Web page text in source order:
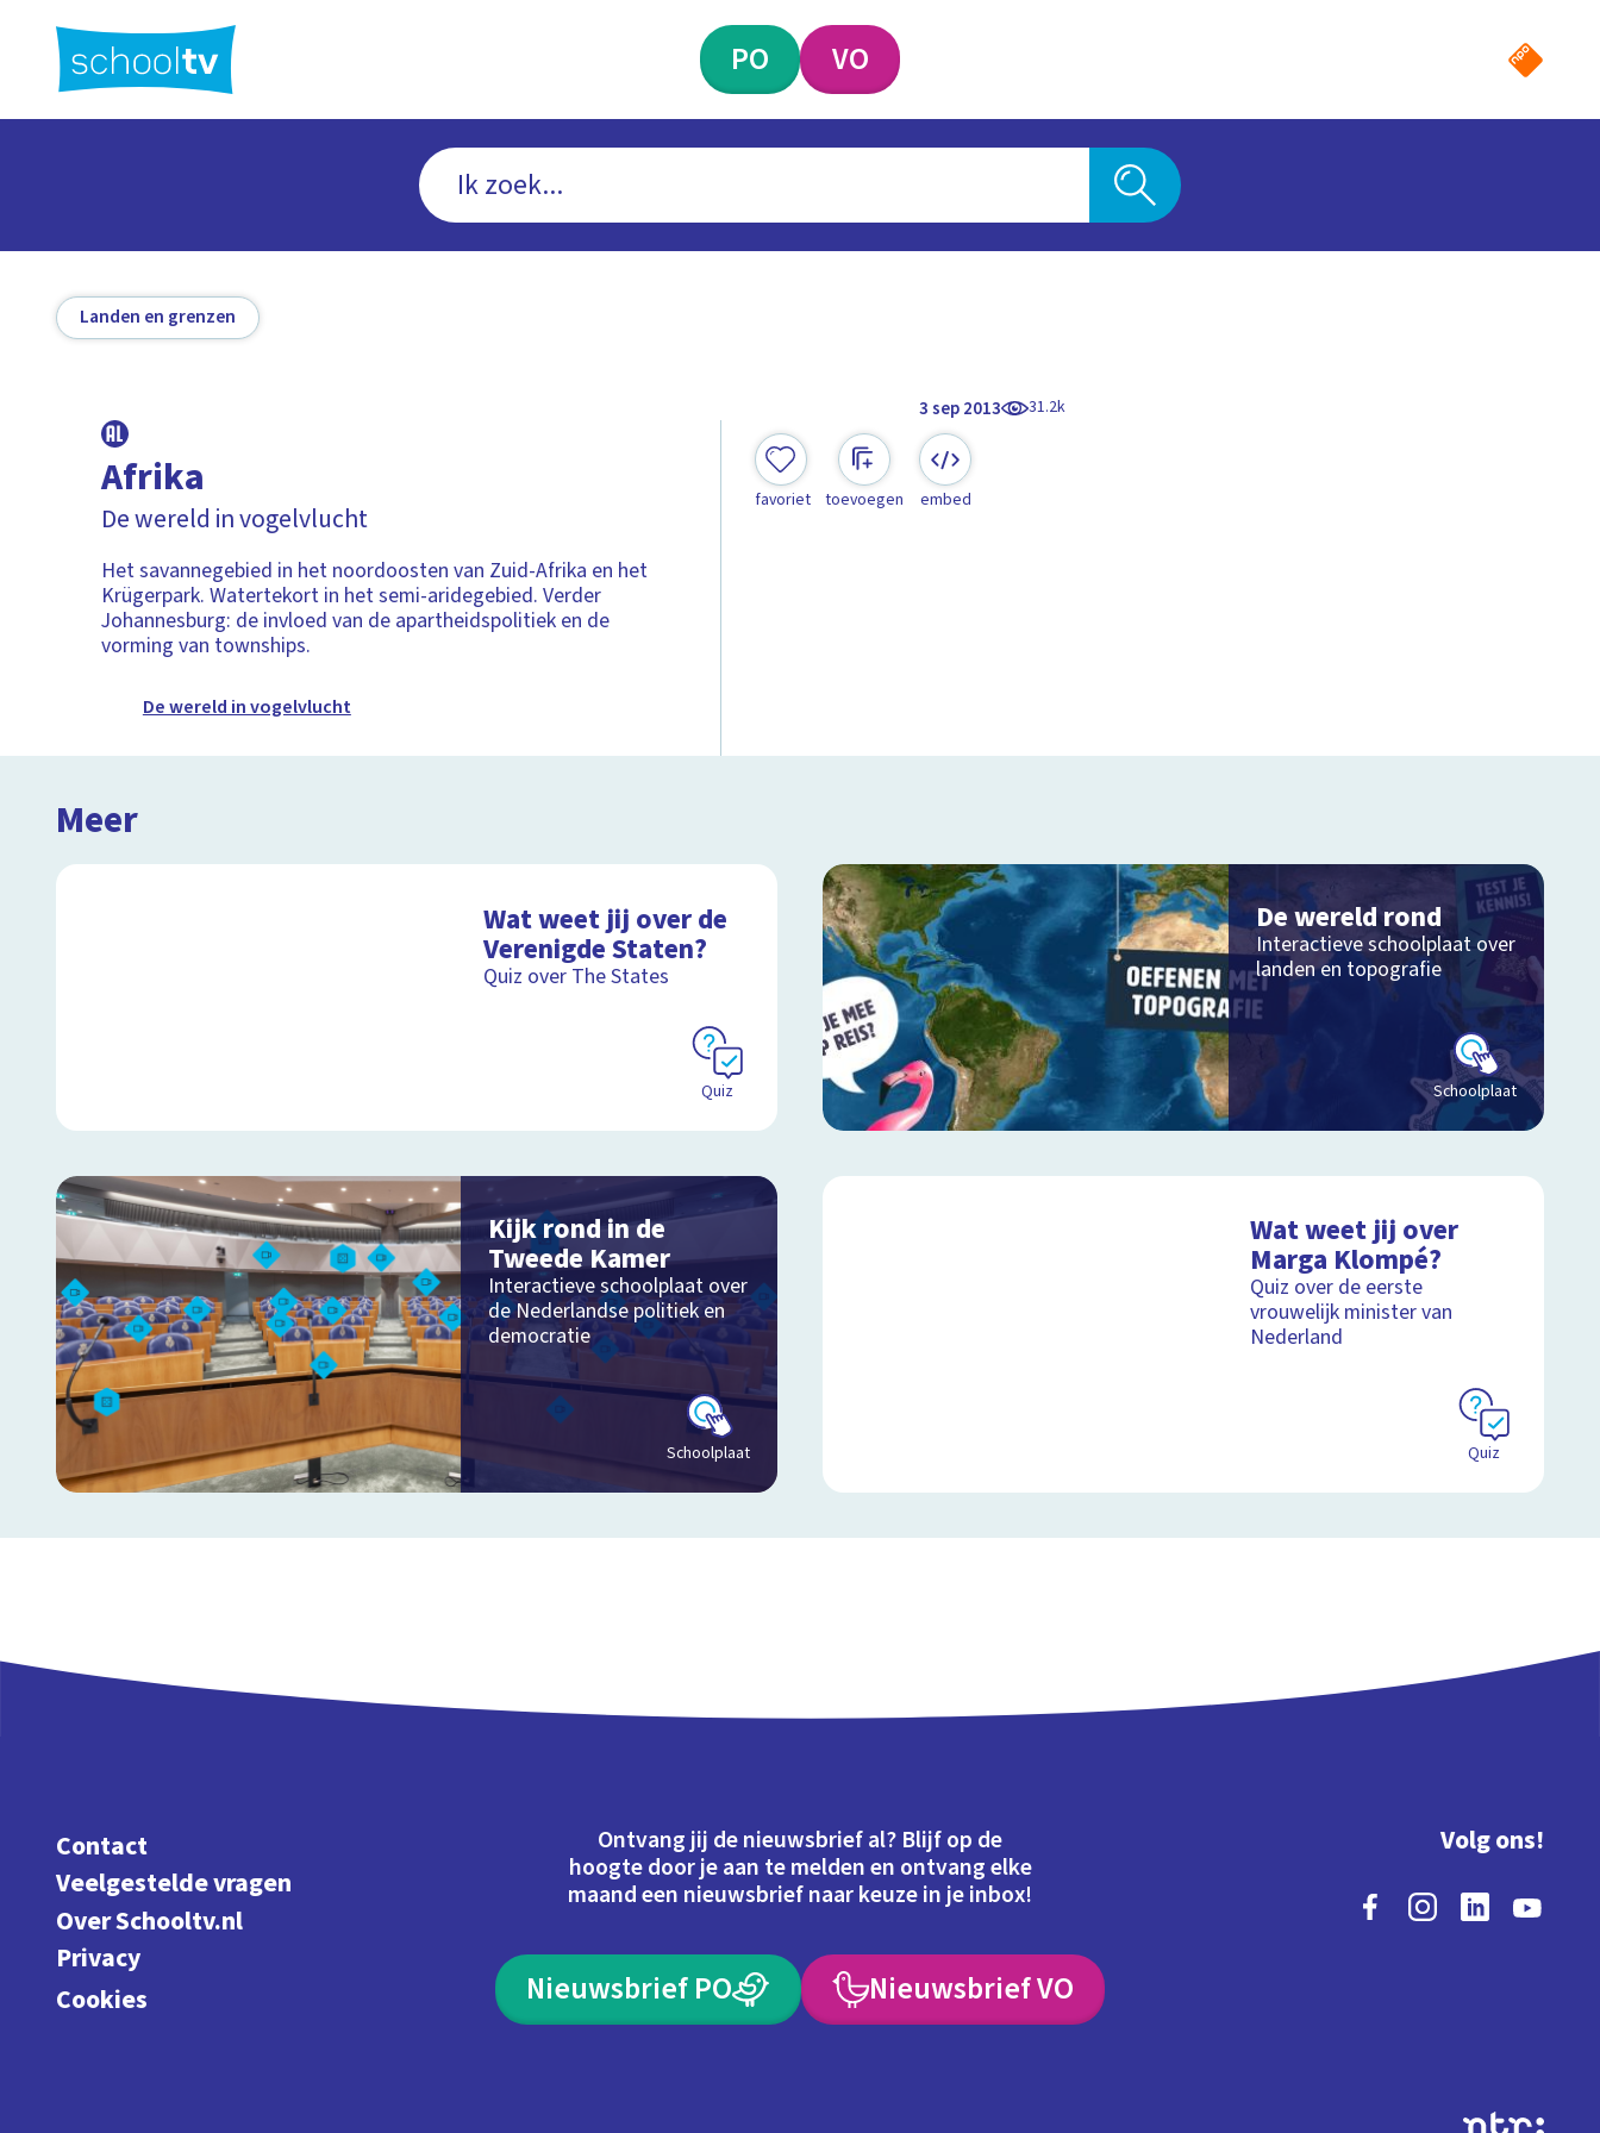
hoofdinhoud
PO VO
Landen en grenzen
3 sep 2013 31.2k
Afrika
De wereld in vogelvlucht
Het savannegebied in het noordoosten van Zuid-Afrika en het
Krügerpark. Watertekort in het semi-aridegebied. Verder
Johannesburg: de invloed van de apartheidspolitiek en de
vorming van townships.
De wereld in vogelvlucht
favoriet toevoegen embed
Meer
Wat weet jij over de
Verenigde Staten?
Quiz over The States
Quiz
De wereld rond
Interactieve schoolplaat over
landen en topografie
Schoolplaat
Kijk rond in de
Tweede Kamer
Interactieve schoolplaat over
de Nederlandse politiek en
democratie
Schoolplaat
Wat weet jij over
Marga Klompé?
Quiz over de eerste
vrouwelijk minister van
Nederland
Quiz
Contact
Veelgestelde vragen
Over Schooltv.nl
Privacy
Cookies
Ontvang jij de nieuwsbrief al? Blijf op de
hoogte door je aan te melden en ontvang elke
maand een nieuwsbrief naar keuze in je inbox!
Nieuwsbrief PO Nieuwsbrief VO
Volg ons!